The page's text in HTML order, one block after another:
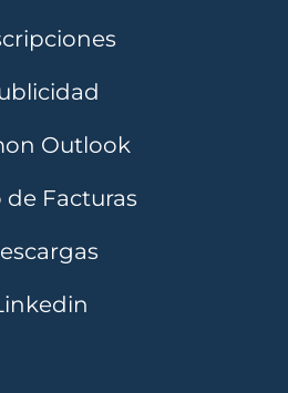
Outlook
de Facturas